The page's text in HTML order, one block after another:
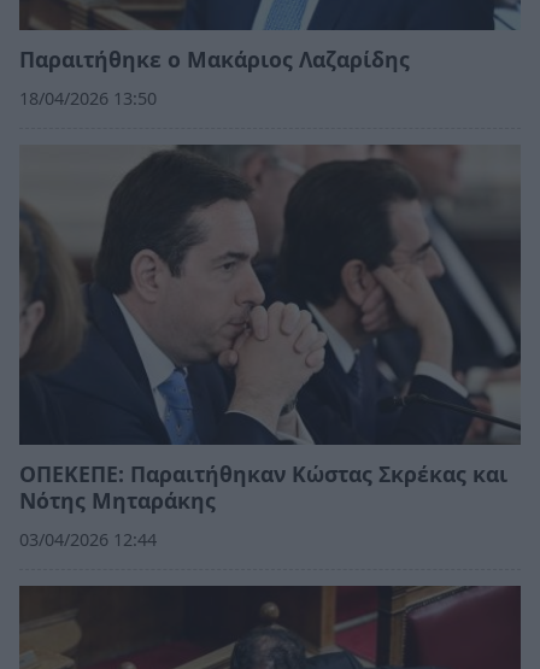
Παραιτήθηκε ο Μακάριος Λαζαρίδης
18/04/2026 13:50
ΟΠΕΚΕΠΕ: Παραιτήθηκαν Κώστας Σκρέκας και
Νότης Μηταράκης
03/04/2026 12:44